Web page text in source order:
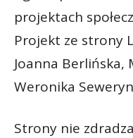
projektach
Projekt ze strony
Joanna Berlińska,
Weronika
Strony nie